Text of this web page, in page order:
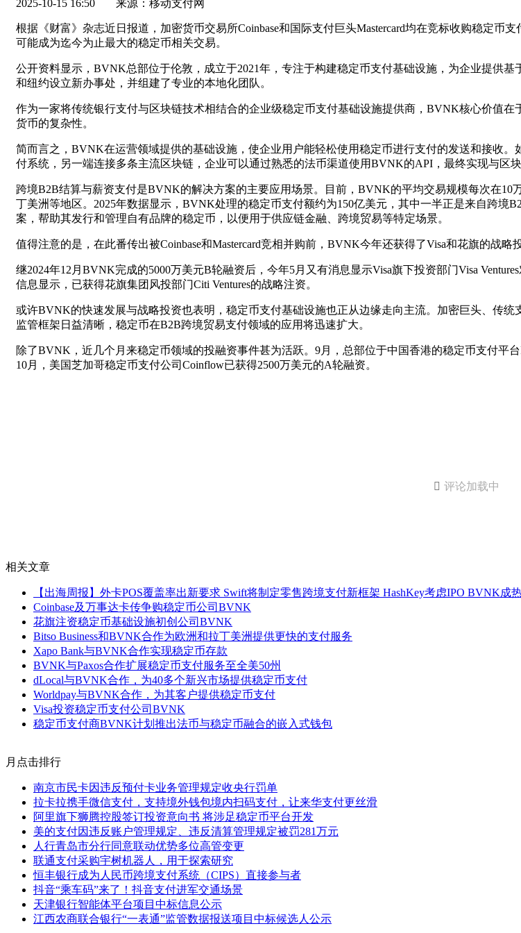
2025-10-15 16:50 来源：移动支付网
根据《财富》杂志近日报道，加密货币交易所Coinbase和国际支付巨头Mastercard均在竞标收购稳定
可能成为迄今为止最大的稳定币相关交易。
公开资料显示，BVNK总部位于伦敦，成立于2021年，专注于构建稳定币支付基础设施，为企业提供
和纽约设立新办事处，并组建了专业的本地化团队。
作为一家将传统银行支付与区块链技术相结合的企业级稳定币支付基础设施提供商，BVNK核心价值
货币的复杂性。
简而言之，BVNK在运营领域提供的基础设施，使企业用户能轻松使用稳定币进行支付的发送和接收
付系统，另一端连接多条主流区块链，企业可以通过熟悉的法币渠道使用BVNK的API，最终实现与区
跨境B2B结算与薪资支付是BVNK的解决方案的主要应用场景。目前，BVNK的平均交易规模每次在
丁美洲等地区。2025年数据显示，BVNK处理的稳定币支付额约为150亿美元，其中一半正是来自跨
案，帮助其发行和管理自有品牌的稳定币，以便用于供应链金融、跨境贸易等特定场景。
值得注意的是，在此番传出被Coinbase和Mastercard竞相并购前，BVNK今年还获得了Visa和花旗的战略投
继2024年12月BVNK完成的5000万美元B轮融资后，今年5月又有消息显示Visa旗下投资部门Visa
信息显示，已获得花旗集团风投部门Citi Ventures的战略注资。
或许BVNK的快速发展与战略投资也表明，稳定币支付基础设施也正从边缘走向主流。加密巨头、传
监管框架日益清晰，稳定币在B2B跨境贸易支付领域的应用将迅速扩大。
除了BVNK，近几个月来稳定币领域的投融资事件甚为活跃。9月，总部位于中国香港的稳定币支付平
10月，美国芝加哥稳定币支付公司Coinflow已获得2500万美元的A轮融资。
 评论加载中
相关文章
【出海周报】外卡POS覆盖率出新要求 Swift将制定零售跨境支付新框架 HashKey考虑IPO BVNK成
Coinbase及万事达卡传争购稳定币公司BVNK
花旗注资稳定币基础设施初创公司BVNK
Bitso Business和BVNK合作为欧洲和拉丁美洲提供更快的支付服务
Xapo Bank与BVNK合作实现稳定币存款
BVNK与Paxos合作扩展稳定币支付服务至全美50州
dLocal与BVNK合作，为40多个新兴市场提供稳定币支付
Worldpay与BVNK合作，为其客户提供稳定币支付
Visa投资稳定币支付公司BVNK
稳定币支付商BVNK计划推出法币与稳定币融合的嵌入式钱包
月点击排行
南京市民卡因违反预付卡业务管理规定收央行罚单
拉卡拉携手微信支付，支持境外钱包境内扫码支付，让来华支付更丝滑
阿里旗下狮腾控股签订投资意向书 将涉足稳定币平台开发
美的支付因违反账户管理规定、违反清算管理规定被罚281万元
人行青岛市分行同意联动优势多位高管变更
联通支付采购宇树机器人，用于探索研究
恒丰银行成为人民币跨境支付系统（CIPS）直接参与者
抖音“乘车码”来了！抖音支付进军交通场景
天津银行智能体平台项目中标信息公示
江西农商联合银行“一表通”监管数据报送项目中标候选人公示